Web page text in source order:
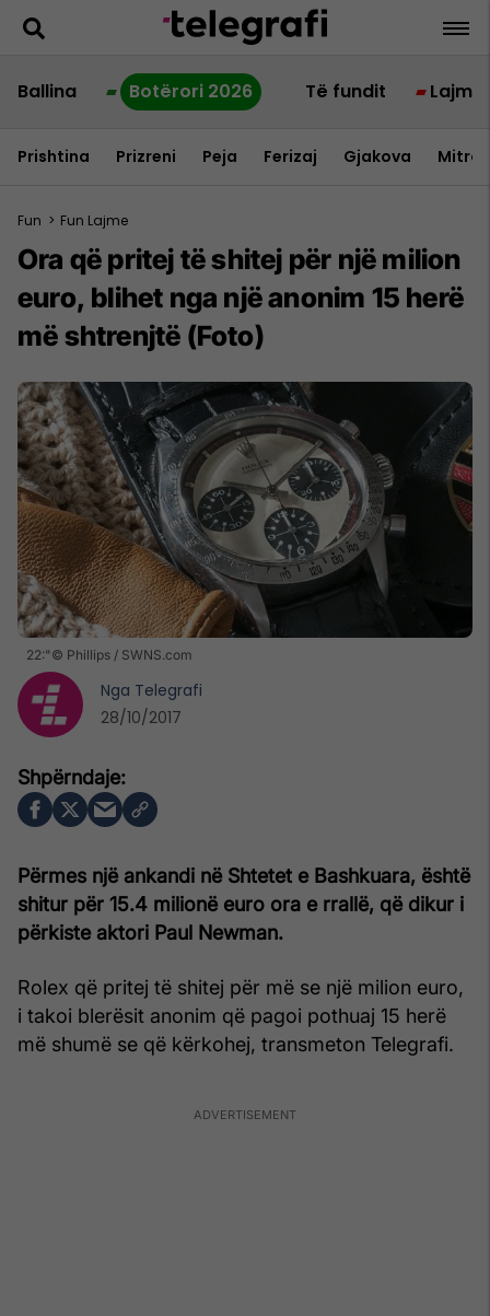
Ballina Botërori 2026 Të fundit Lajme
Prishtina Prizreni Peja Ferizaj Gjakova
Fun > Fun Lajme
Ora që pritej të shitej për një milion
euro, blihet nga një anonim 15 herë
më shtrenjtë (Foto)
22:"© Phillips / SWNS.com
Përmes një ankandi në Shtetet e Bashkuara, është
shitur për 15.4 milionë euro ora e rrallë, që dikur i
përkiste aktori Paul Newman.
Rolex që pritej të shitej për më se një milion euro,
i takoi blerësit anonim që pagoi pothuaj 15 herë
më shumë se që kërkohej, transmeton Telegrafi.
Nga Telegrafi
28/10/2017